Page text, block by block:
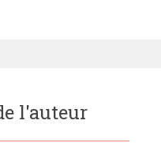
l'auteur